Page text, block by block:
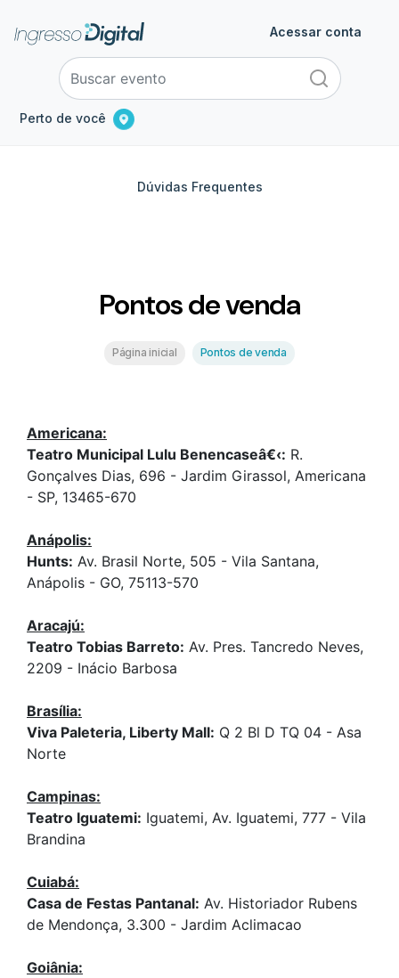
Perto de você
Acessar conta
Dúvidas Frequentes
Pontos de venda
Página inicial Pontos de venda
Americana:
Teatro Municipal Lulu Benencaseâ€‹: R.
Gonçalves Dias, 696 - Jardim Girassol, Americana
- SP, 13465-670
Anápolis:
Hunts: Av. Brasil Norte, 505 - Vila Santana,
Anápolis - GO, 75113-570
Aracajú:
Teatro Tobias Barreto: Av. Pres. Tancredo Neves,
2209 - Inácio Barbosa
Brasília:
Viva Paleteria, Liberty Mall: Q 2 Bl D TQ 04 - Asa
Norte
Campinas:
Teatro Iguatemi: Iguatemi, Av. Iguatemi, 777 - Vila
Brandina
Cuiabá:
Casa de Festas Pantanal: Av. Historiador Rubens
de Mendonça, 3.300 - Jardim Aclimacao
Goiânia: